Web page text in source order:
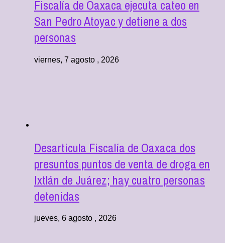
Fiscalía de Oaxaca ejecuta cateo en
San Pedro Atoyac y detiene a dos
personas
viernes, 7 agosto , 2026
Desarticula Fiscalía de Oaxaca dos
presuntos puntos de venta de droga en
Ixtlán de Juárez; hay cuatro personas
detenidas
jueves, 6 agosto , 2026